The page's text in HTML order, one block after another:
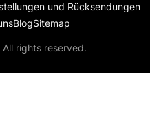
und Rücksendungen
BlogSitemap
rights reserved.